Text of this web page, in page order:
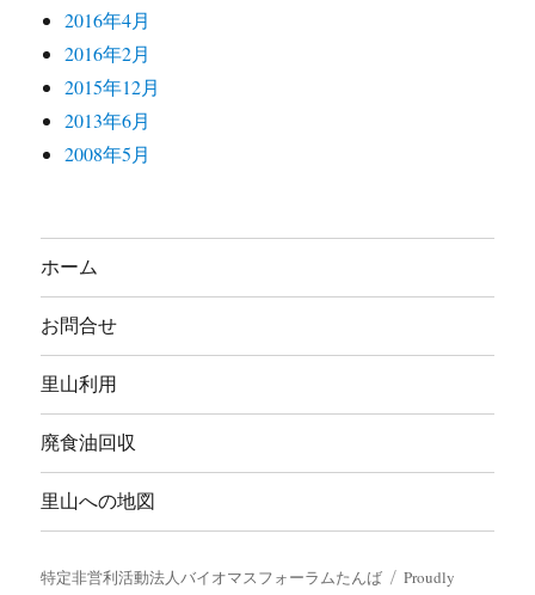
2016年4月
2016年2月
2015年12月
2013年6月
2008年5月
ホーム
お問合せ
里山利用
廃食油回収
里山への地図
特定非営利活動法人バイオマスフォーラムたんば
Proudly